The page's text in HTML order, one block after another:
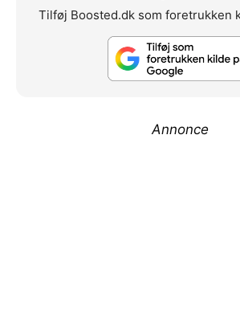
Tilføj Boosted.dk som foretrukken
Annonce